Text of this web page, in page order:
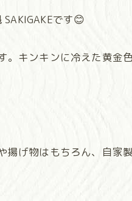
です😊
キンキンに冷えた黄金
げ物はもちろん、自家